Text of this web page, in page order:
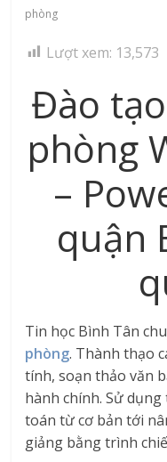
phòng
Lượt xem: 13,573
Đào
phòng
–
quận
Tin học Bình Tân
phòng. Thành thạo
tính, soạn thảo văn
hành chính. Sử
toán từ cơ bản tới
giảng bằng trình